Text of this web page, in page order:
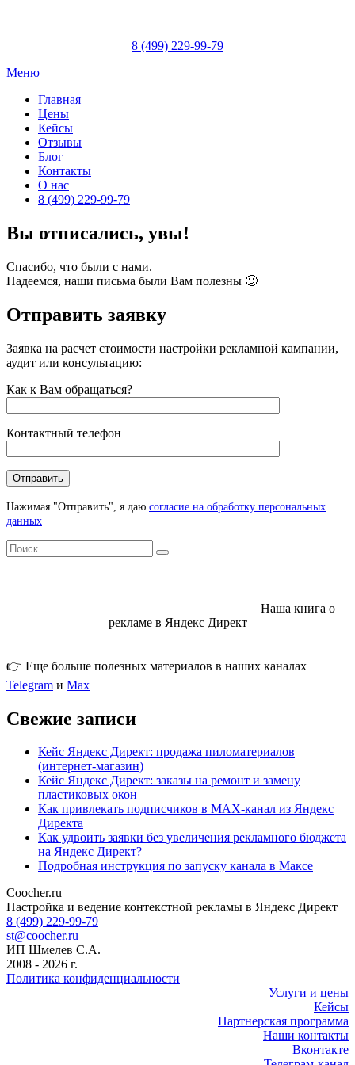
8 (499) 229-99-79
Меню
Главная
Цены
Кейсы
Отзывы
Блог
Контакты
О нас
8 (499) 229-99-79
Вы отписались, увы!
Спасибо, что были с нами.
Надеемся, наши письма были Вам полезны 🙂
Отправить заявку
Заявка на расчет стоимости настройки рекламной кампании,
аудит или консультацию:
Как к Вам обращаться?
Контактный телефон
Нажимая "Отправить", я даю согласие на обработку персональных
данных
Искать
Search
Наша книга о
рекламе в Яндекс Директ
👉 Еще больше полезных материалов в наших каналах
Telegram и Max
Свежие записи
Кейс Яндекс Директ: продажа пиломатериалов
(интернет-магазин)
Кейс Яндекс Директ: заказы на ремонт и замену
пластиковых окон
Как привлекать подписчиков в MAX-канал из Яндекс
Директа
Как удвоить заявки без увеличения рекламного бюджета
на Яндекс Директ?
Подробная инструкция по запуску канала в Максе
Amphibious Theme by
Coocher.ru
Настройка и ведение контекстной рекламы в Яндекс Директ
8 (499) 229-99-79
st@coocher.ru
ИП Шмелев С.А.
2008 - 2026 г.
Политика конфиденциальности
Услуги и цены
Кейсы
Партнерская программа
Наши контакты
Вконтакте